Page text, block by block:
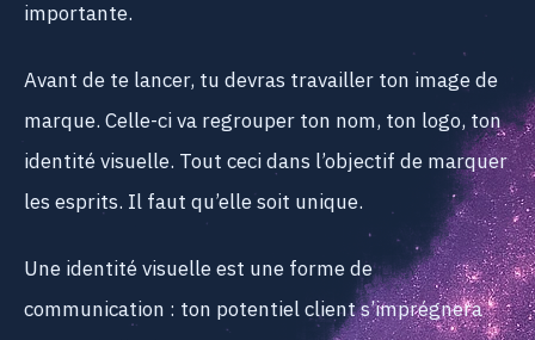
importante.
Avant de te lancer, tu devras travailler ton image de
marque. Celle-ci va regrouper ton nom, ton logo, ton
identité visuelle. Tout ceci dans l’objectif de marquer
les esprits. Il faut qu’elle soit unique.
Une identité visuelle est une forme de
communication : ton potentiel client s’imprégnera